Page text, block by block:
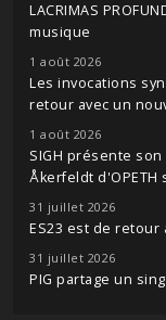
LACRIMAS
musique
1 août 2026
Les invocations
retour avec un
1 août 2026
SIGH présente
Åkerfeldt
31 juillet 2026
ES23 est de retour
31 juillet 2026
PIG partage un